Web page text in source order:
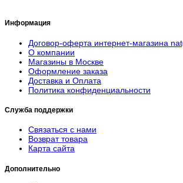
Информация
Договор-оферта интернет-магазина
О компании
Магазины в Москве
Оформление заказа
Доставка и Оплата
Политика конфиденциальности
Служба поддержки
Связаться с нами
Возврат товара
Карта сайта
Дополнительно